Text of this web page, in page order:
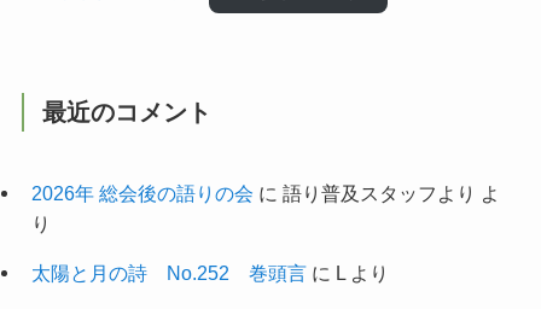
最近のコメント
2026年 総会後の語りの会 に 語り普及スタッフより よ
り
太陽と月の詩 No.252 巻頭言に Lより